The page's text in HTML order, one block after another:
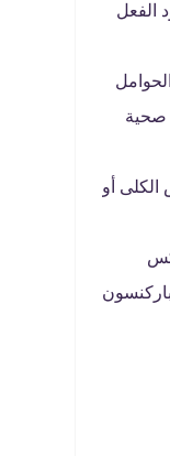
الفعل
صحية
الكلى أو